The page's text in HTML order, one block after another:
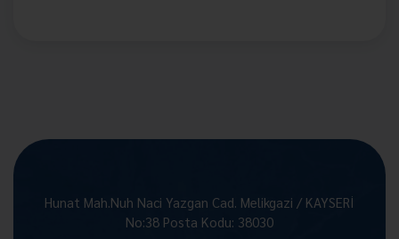
Hunat Mah.Nuh Naci Yazgan Cad. Melikgazi / KAYSERİ
No:38 Posta Kodu: 38030